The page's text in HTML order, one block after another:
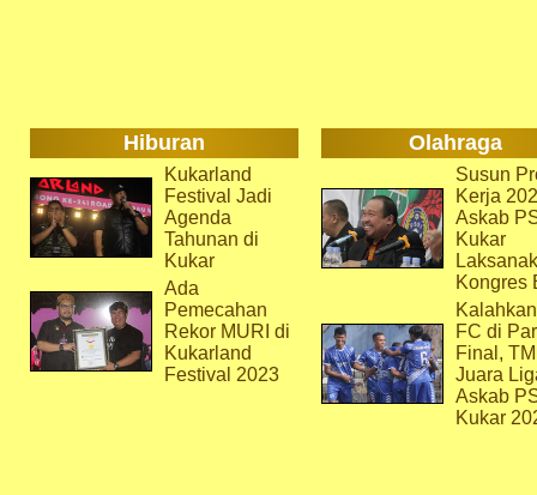
Hiburan Olahraga
Kukarland
Festival Jadi
Agenda
Tahunan di
Kukar
Ada
Pemecahan
Rekor MURI di
Kukarland
Festival 2023
Susun
Kerja
Askab
Kukar
Kongres
FC di
Final,
Juara
Askab
Kukar